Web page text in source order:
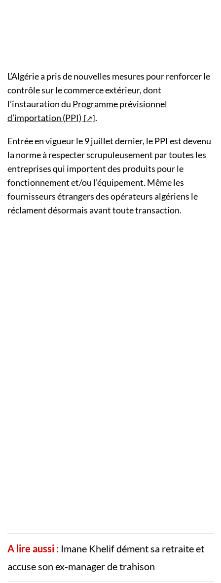
L’Algérie a pris de nouvelles mesures pour renforcer le
contrôle sur le commerce extérieur, dont
l’instauration du Programme prévisionnel
d’importation (PPI)
.
Entrée en vigueur le 9 juillet dernier, le PPI est devenu
la norme à respecter scrupuleusement par toutes les
entreprises qui importent des produits pour le
fonctionnement et/ou l’équipement. Même les
fournisseurs étrangers des opérateurs algériens le
réclament désormais avant toute transaction.
A lire aussi : Imane Khelif dément sa retraite et
accuse son ex-manager de trahison